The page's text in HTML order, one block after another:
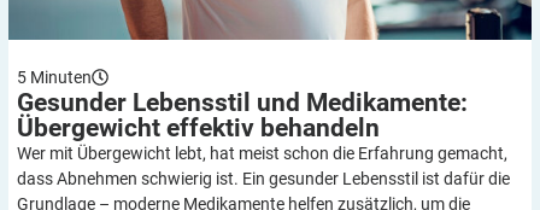
5 Minuten
Gesunder Lebensstil und Medikamente:
Übergewicht effektiv behandeln
Wer mit Übergewicht lebt, hat meist schon die Erfahrung gemacht,
dass Abnehmen schwierig ist. Ein gesunder Lebensstil ist dafür die
Grundlage – moderne Medikamente helfen zusätzlich, um die